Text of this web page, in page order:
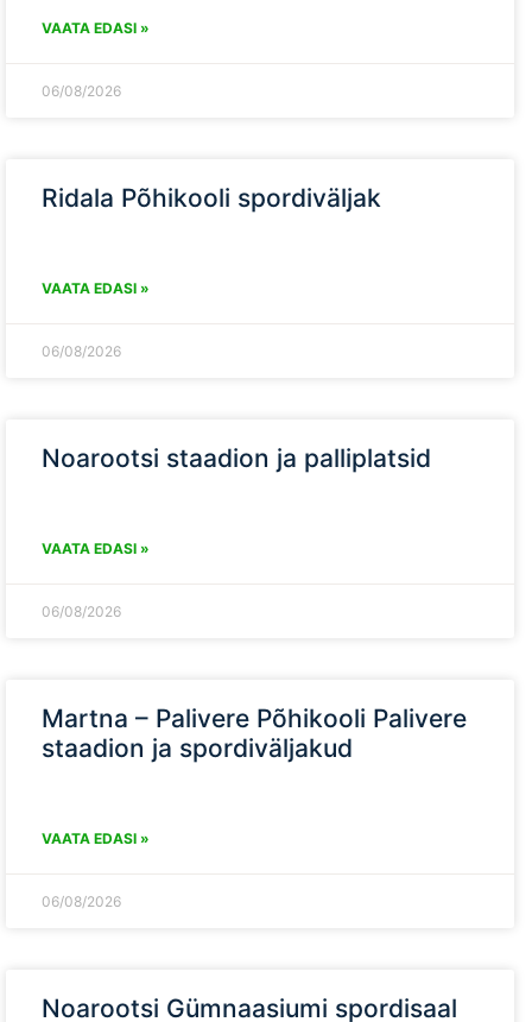
VAATA EDASI »
06/08/2026
Ridala Põhikooli spordiväljak
VAATA EDASI »
06/08/2026
Noarootsi staadion ja palliplatsid
VAATA EDASI »
06/08/2026
Martna – Palivere Põhikooli Palivere
staadion ja spordiväljakud
VAATA EDASI »
06/08/2026
Noarootsi Gümnaasiumi spordisaal